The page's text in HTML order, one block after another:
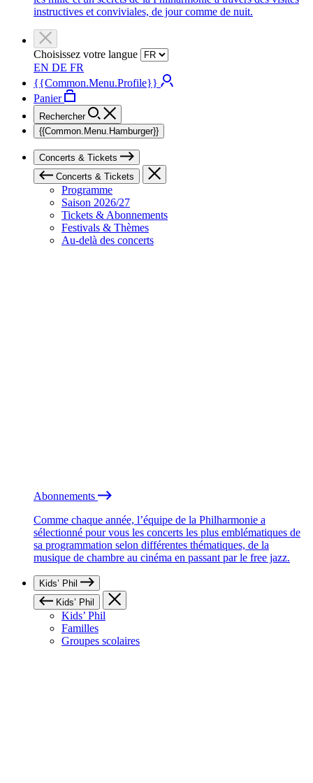
instructives et conviviales, de jour comme de nuit.
Choisissez votre langue
EN DE FR
{{Common.Menu.Profile}}
Panier
Rechercher
{{Common.Menu.Hamburger}}
Concerts & Tickets
Concerts & Tickets
Programme
Saison 2026/27
Tickets & Abonnements
Festivals & Thèmes
Au-delà des concerts
Abonnements
Comme chaque année, l’équipe de la Philharmonie a
sélectionné pour vous les concerts les plus emblématiques de
sa programmation selon différentes thématiques, de la
musique de chambre au cinéma en passant par le free jazz.
Kids’ Phil
Kids’ Phil
Kids’ Phil
Familles
Groupes scolaires